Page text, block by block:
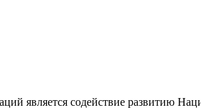
является содействие развитию